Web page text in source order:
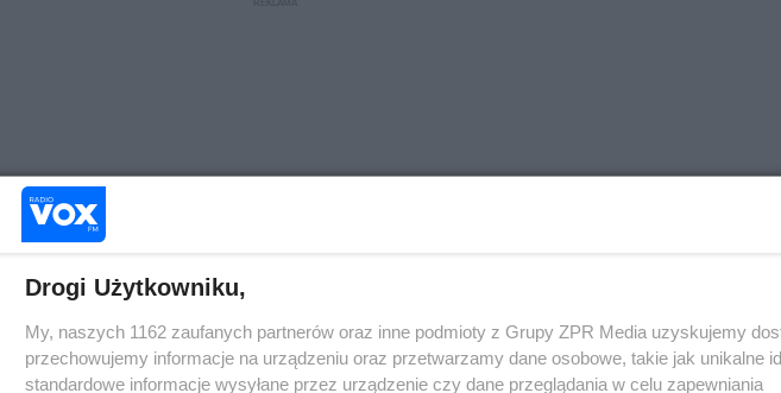
jej życia
Drogi Użytkowniku,
My, naszych 1162 zaufanych partnerów oraz inne podmioty z Grupy ZPR Media uzyskujemy
przechowujemy informacje na urządzeniu oraz przetwarzamy dane osobowe, takie jak unikalne
standardowe informacje wysyłane przez urządzenie czy dane przeglądania w celu zapewniania